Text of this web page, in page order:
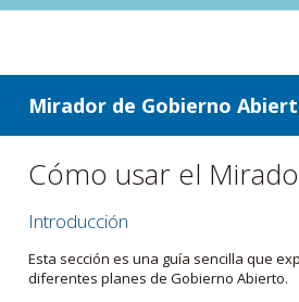
ir a contenido
ir al menú
Mirador de Gobierno
Cómo usar el
Introducción
Esta sección es una guía sencilla que
diferentes planes de Gobierno Abierto.